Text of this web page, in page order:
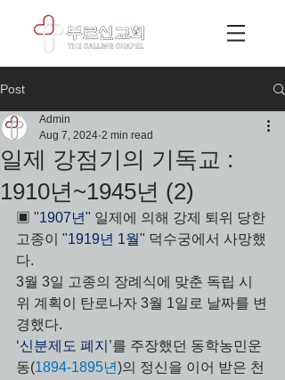
Post
일제 강점기의 기독교 :
1910년~1945년 (2)
Admin
Aug 7, 2024 2 min read
▣ "1907년" 일제에 의해 강제 퇴위 당한
고종이 "1919년 1월" 덕수궁에서 사망했
다.
3월 3일 고종의 장례식에 맞춘 독립 시
위 계획이 탄로나자 3월 1일로 날짜를 변
경했다.
‘신분제도 폐지 ’를 주장했던 동학농민운
동(1894-1895년)의 정신을 이어 받은 천